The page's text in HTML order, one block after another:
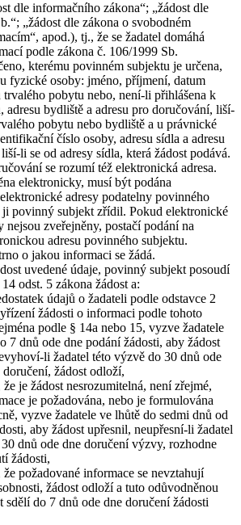
dle informačního zákona“; „žádost dle
„žádost dle zákona o svobodném
apod.), tj., že se žadatel domáhá
podle zákona č. 106/1999 Sb.
kterému povinném subjektu je určena,
fyzické osoby: jméno, příjmení, datum
trvalého pobytu nebo, není-li přihlášena k
adresu bydliště a adresu pro doručování, liší-
pobytu nebo bydliště a u právnické
číslo osoby, adresu sídla a adresu
li se od adresy sídla, která žádost podává.
se rozumí též elektronická adresa.
elektronicky, musí být podána
adresy podatelny povinného
povinný subjekt zřídil. Pokud elektronické
nejsou zveřejněny, postačí podání na
adresu povinného subjektu.
o jakou informaci se žádá.
uvedené údaje, povinný subjekt posoudí
odst. 5 zákona žádost a:
údajů o žadateli podle odstavce 2
žádosti o informaci podle tohoto
podle § 14a nebo 15, vyzve žadatele
7 dnů ode dne podání žádosti, aby žádost
li žadatel této výzvě do 30 dnů ode
žádost odloží,
je žádost nesrozumitelná, není zřejmé,
je požadována, nebo je formulována
vyzve žadatele ve lhůtě do sedmi dnů od
aby žádost upřesnil, neupřesní-li žadatel
dnů ode dne doručení výzvy, rozhodne
žádosti,
požadované informace se nevztahují
žádost odloží a tuto odůvodněnou
sdělí do 7 dnů ode dne doručení žádosti